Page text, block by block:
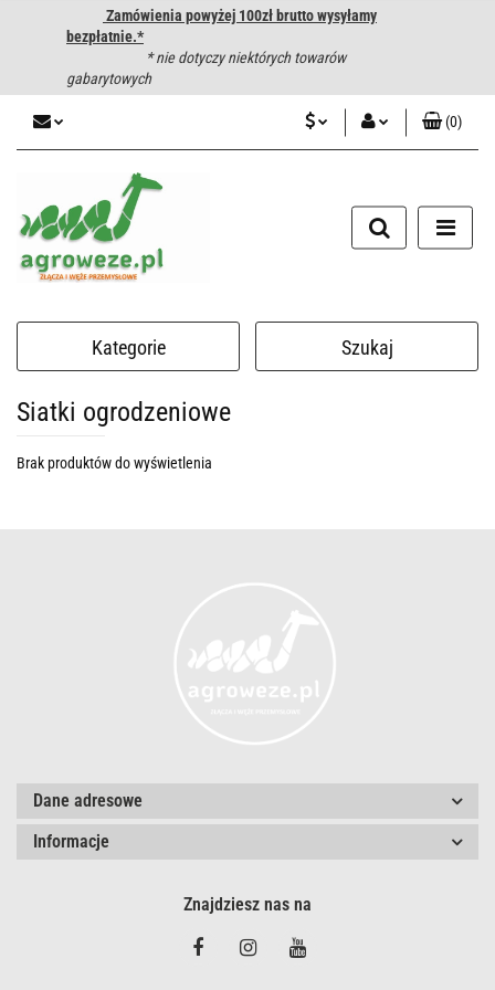
Zamówienia powyżej 100zł brutto wysyłamy
bezpłatnie.*
* nie dotyczy niektórych towarów
gabarytowych
Zarejestruj się
Dodaj zgłoszenie
(0)
Kategorie Szukaj
Siatki ogrodzeniowe
Brak produktów do wyświetlenia
Dane adresowe
Informacje
Znajdziesz nas na